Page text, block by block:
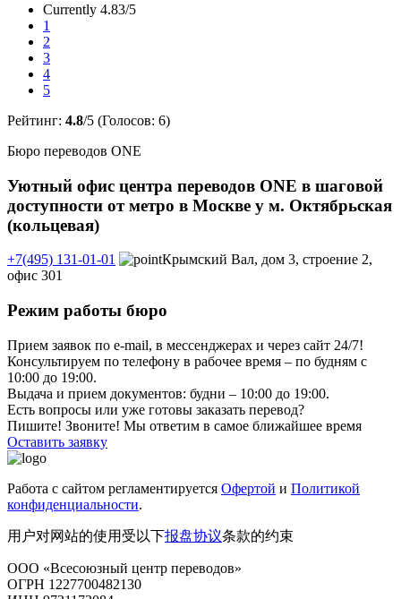
Currently 4.83/5
1
2
3
4
5
Рейтинг: 4.8/5 (Голосов: 6)
Бюро переводов ONE
Уютный офис центра переводов ONE в шаговой
доступности от метро в Москве у м. Октябрьская
(кольцевая)
+7(495) 131-01-01
Крымский Вал, дом 3, строение 2,
офис 301
Режим работы бюро
Прием заявок по e-mail, в мессенджерах и через сайт 24/7!
Консультируем по телефону в рабочее время – по будням с
10:00 до 19:00.
Выдача и прием документов: будни – 10:00 до 19:00.
Есть вопросы или уже готовы заказать перевод?
Пишите! Звоните! Мы ответим в самое ближайшее время
Оставить заявку
Работа с сайтом регламентируется Офертой и Политикой
конфиденциальности.
用户对网站的使用受以下报盘协议条款的约束
ООО «Всесоюзный центр переводов»
ОГРН 1227700482130